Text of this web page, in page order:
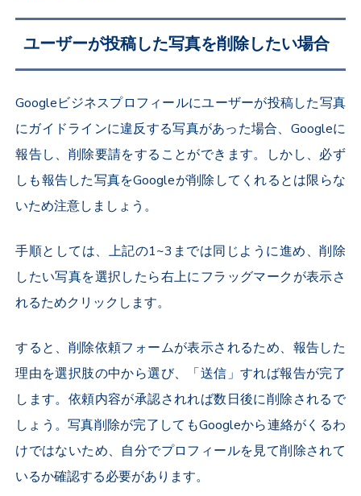
ユーザーが投稿した写真を削除したい場合
Googleビジネスプロフィールにユーザーが投稿した写真
にガイドラインに違反する写真があった場合、Googleに
報告し、削除要請をすることができます。しかし、必ず
しも報告した写真をGoogleが削除してくれるとは限らな
いため注意しましょう。
手順としては、上記の1~3までは同じように進め、削除
したい写真を選択したら右上にフラッグマークが表示さ
れるためクリックします。
すると、削除依頼フォームが表示されるため、報告した
理由を選択肢の中から選び、「送信」すれば報告が完了
します。依頼内容が承認されれば数日後に削除されるで
しょう。写真削除が完了してもGoogleから連絡がくるわ
けではないため、自分でプロフィールを見て削除されて
いるか確認する必要があります。